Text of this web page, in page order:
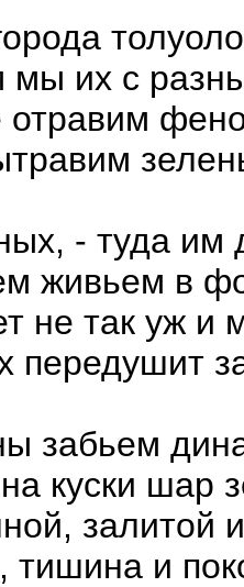
их с
отравим
- туда им
живьем в
не так уж и
передушит
забьем
куски шар
залитой
тишина и